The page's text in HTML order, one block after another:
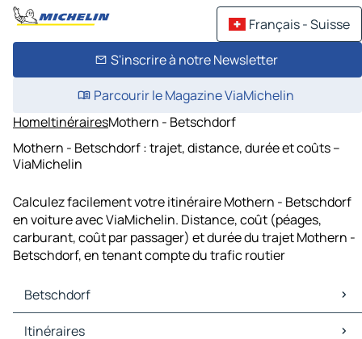
Français - Suisse
S'inscrire à notre Newsletter
Parcourir le Magazine ViaMichelin
HomeItinérairesMothern - Betschdorf
Mothern - Betschdorf : trajet, distance, durée et coûts –
ViaMichelin
Calculez facilement votre itinéraire Mothern - Betschdorf
en voiture avec ViaMichelin. Distance, coût (péages,
carburant, coût par passager) et durée du trajet Mothern -
Betschdorf, en tenant compte du trafic routier
Betschdorf
Betschdorf Cartes et plans
Itinéraires